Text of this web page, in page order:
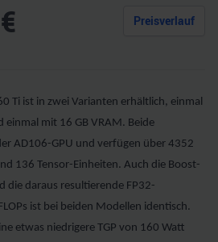
€ Preisverlauf
Ti ist in zwei Varianten erhältlich, einmal
einmal mit 16 GB VRAM. Beide
AD106-GPU und verfügen über 4352
136 Tensor-Einheiten. Auch die Boost-
die daraus resultierende FP32-
ist bei beiden Modellen identisch.
etwas niedrigere TGP von 160 Watt